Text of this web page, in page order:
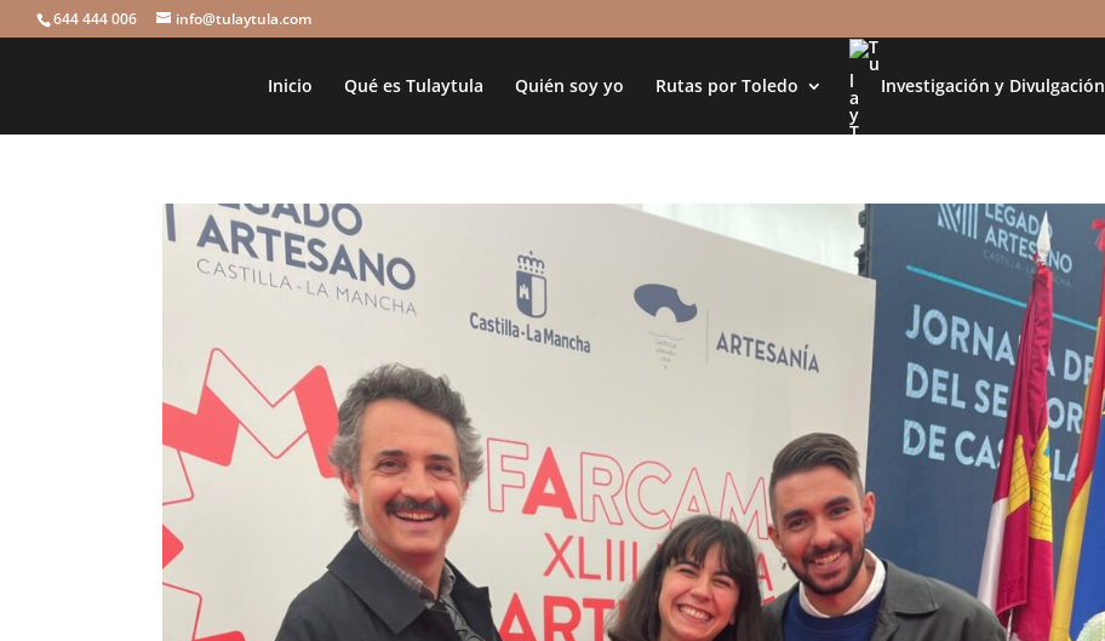
644 444 006 info@tulaytula.com
Inicio Qué es Tulaytula Quién soy yo Rutas por Toledo Investigación y Divulgación